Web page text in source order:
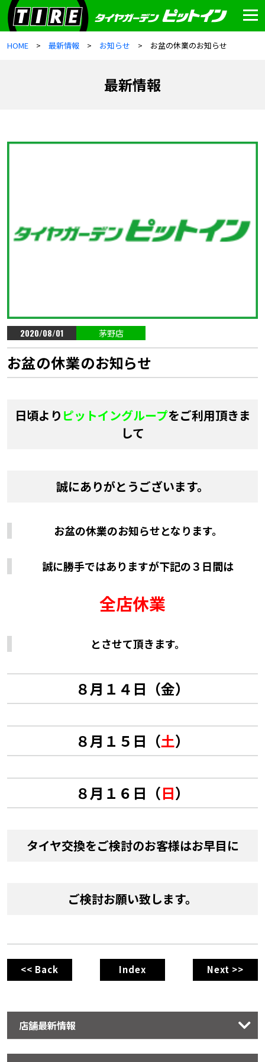
HOME 最新情報 お知らせ お盆の休業のお知らせ
最新情報
2020/08/01 茅野店
お盆の休業のお知らせ
日頃より ピットイングループをご利用頂きま
して
誠にありがとうございます。
お盆の休業のお知らせとなります。
誠に勝手ではありますが下記の３日間は
全店休業
とさせて頂きます。
８月１４日（金）
８月１５日（土）
８月１６日（日）
タイヤ交換をご検討のお客様はお早目に
ご検討お願い致します。
<< Back Index Next >>
店舗最新情報